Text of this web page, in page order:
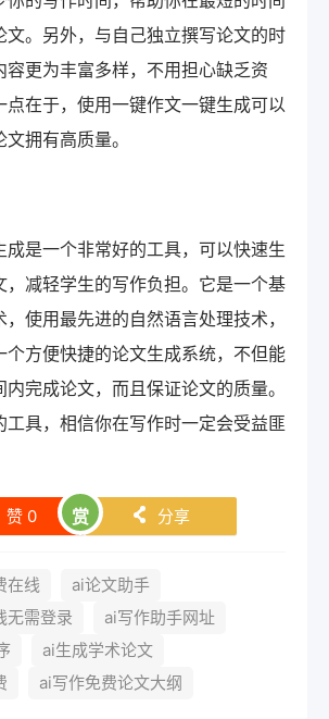
文。另外，与自己独立撰写论文的时
容更为丰富多样，不用担心缺乏资
点在于，使用一键作文一键生成可以
拥有高质量。
成是一个非常好的工具，可以快速生
，减轻学生的写作负担。它是一个基
使用最先进的自然语言处理技术，
个方便快捷的论文生成系统，不但能
完成论文，而且保证论文的质量。
工具，相信你在写作时一定会受益匪
赞 0 赏 󰄯 分享
在线
ai论文助手
无需登录
ai写作助手网址
ai生成学术论文
ai写作免费论文大纲